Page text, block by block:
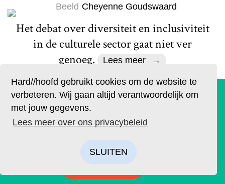
Hard//hoofd gebruikt cookies om de website te
verbeteren. Wij gaan altijd verantwoordelijk om
met jouw gegevens.
Lees meer over ons privacybeleid
SLUITEN
Beeld Cheyenne Goudswaard
Het debat over diversiteit en inclusiviteit
in de culturele sector gaat niet ver
genoeg.
Lees meer
Literair
Geef het voordeel van de
De geruchten zijn waar. Lees Hard//hoofd nu ook op
papier!
Bestel op tijd je eigen exemplaar van de eerste editie, met
als thema: ‘Ik’. We hebben drie covers ontworpen. Kies je